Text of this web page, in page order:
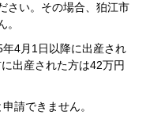
さい。その場合、狛江市
4月1日以降に出産され
出産された方は42万円
請できません。